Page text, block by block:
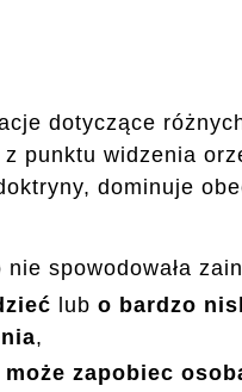
dotyczące
punktu widzenia
dominuje
spowodowała
lub o bardzo
,
zapobiec